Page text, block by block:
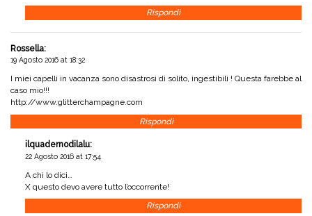
Rispondi
Rossella:
19 Agosto 2016 at 18:32
I miei capelli in vacanza sono disastrosi di solito, ingestibili ! Questa farebbe al
caso mio!!!
http://www.glitterchampagne.com
Rispondi
ilquadernodilalu:
22 Agosto 2016 at 17:54
A chi lo dici…
X questo devo avere tutto l’occorrente!
Rispondi